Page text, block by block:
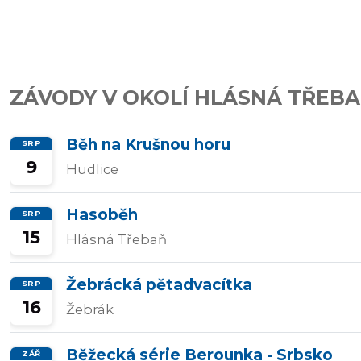
Kalkulátor
tempa
Predikce
závodního
času
Tepové
ZÁVODY V OKOLÍ HLÁSNÁ
SRP
9
Běh na Krušnou horu
Hudlice
SRP
15
Hasoběh
Hlásná Třebaň
SRP
16
Žebrácká pětadvacítka
Žebrák
ZÁŘ Běžecká série Berounka - Srbsko